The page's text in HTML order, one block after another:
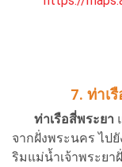
7. ท่าเ
ท่าเรือสี่พระยา
จากฝั่งพระนคร ไป
ริมแม่น้ำเจ้าพระยา